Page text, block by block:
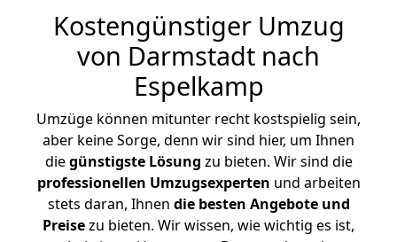
Kostengünstiger Umzug
von Darmstadt nach
Espelkamp
Umzüge können mitunter recht kostspielig sein,
aber keine Sorge, denn wir sind hier, um Ihnen
diegünstigste Lösung zu bieten. Wir sind die
professionellen Umzugsexperten und arbeiten
stets daran, Ihnen die besten Angebote und
Preisezu bieten. Wir wissen, wie wichtig es ist,